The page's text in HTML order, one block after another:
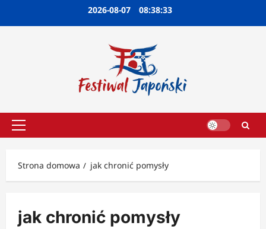
2026-08-07 08:38:34
Menu
Strona domowa
jak chronić pomysły
jak chronić pomysły